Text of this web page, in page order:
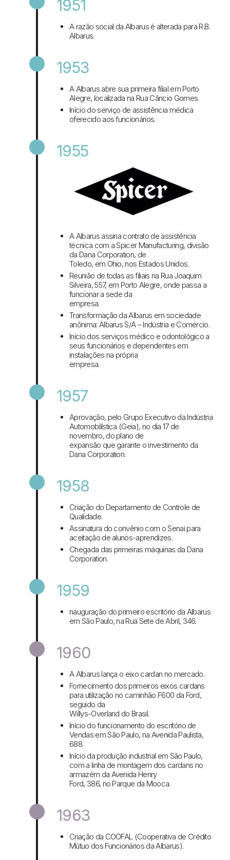
1951
A razão social da Albarus é alterada para R.B.
Albarus.
1953
A Albarus abre sua primeira filial em Porto
Alegre, localizada na Rua Câncio Gomes.
Início do serviço de assistência médica
oferecido aos funcionários.
1955
A Albarus assina contrato de assistência
técnica com a Spicer Manufacturing, divisão
da Dana Corporation, de
Toledo, em Ohio, nos Estados Unidos.
Reunião de todas as filiais na Rua Joaquim
Silveira, 557, em Porto Alegre, onde passa a
funcionar a sede da
empresa.
Transformação da Albarus em sociedade
anônima: Albarus S/A – Indústria e Comércio.
Início dos serviços médico e odontológico a
seus funcionários e dependentes em
instalações na própria
empresa.
1957
Aprovação, pelo Grupo Executivo da Indústria
Automobilística (Geia), no dia 17 de
novembro, do plano de
expansão que garante o investimento da
Dana Corporation.
1958
Criação do Departamento de Controle de
Qualidade.
Assinatura do convênio com o Senai para
aceitação de alunos-aprendizes.
Chegada das primeiras máquinas da Dana
Corporation.
1959
nauguração do primeiro escritório da Albarus
em São Paulo, na Rua Sete de Abril, 346.
1960
A Albarus lança o eixo cardan no mercado.
Fornecimento dos primeiros eixos cardans
para utilização no caminhão F600 da Ford,
seguido da
Willys-Overland do Brasil.
Início do funcionamento do escritório de
Vendas em São Paulo, na Avenida Paulista,
688.
Início da produção industrial em São Paulo,
com a linha de montagem dos cardans no
armazém da Avenida Henry
Ford, 386, no Parque da Mooca.
1963
Criação da COOFAL (Cooperativa de Crédito
Mútuo dos Funcionários da Albarus).